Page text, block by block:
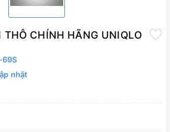
CHÍNH HÃNG UNIQLO
nhật